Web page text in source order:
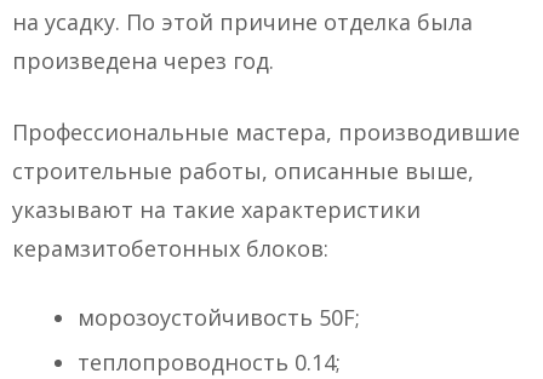
на усадку. По этой причине отделка была
произведена через год.
Профессиональные мастера, производившие
строительные работы, описанные выше,
указывают на такие характеристики
керамзитобетонных блоков:
морозоустойчивость 50F;
теплопроводность 0.14;